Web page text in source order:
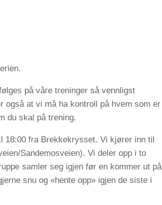
på våre treninger så vennligst
også at vi må ha kontroll på hvem som er
du skal på trening.
18:00 fra Brekkekrysset. Vi kjører inn til
Sandemosveien). Vi deler opp i to
samler seg igjen før en kommer ut på
snu og «hente opp» igjen de siste i